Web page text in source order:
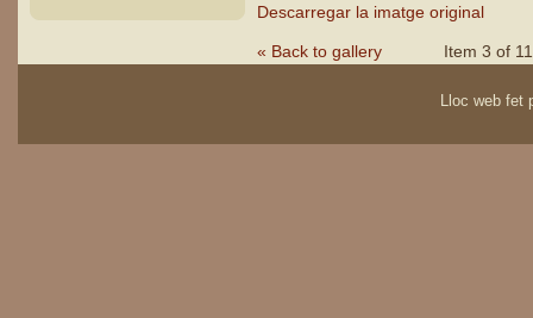
Descarregar la imatge original
« Back to gallery Item 3 of 11
Lloc web fet